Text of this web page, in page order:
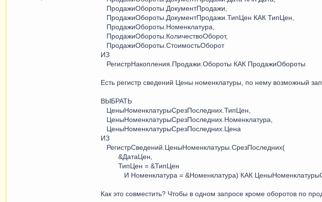
ПродажиОбороты.ДокументПродажи,
ПродажиОбороты.ДокументПродажи.ТипЦен КАК ТипЦен,
ПродажиОбороты.Номенклатура,
ПродажиОбороты.КоличествоОборот,
ПродажиОбороты.СтоимостьОборот
ИЗ
РегистрНакопления.Продажи.Обороты КАК ПродажиОбороты
Есть регистр сведений Цены номенклатуры, по нему возможный
ВЫБРАТЬ
ЦеныНоменклатурыСрезПоследних.ТипЦен,
ЦеныНоменклатурыСрезПоследних.Номенклатура,
ЦеныНоменклатурыСрезПоследних.Цена
ИЗ
РегистрСведений.ЦеныНоменклатуры.СрезПоследних(
&ДатаЦен,
ТипЦен = &ТипЦен
И Номенклатура = &Номенклатура) КАК
Как это совместить? Чтобы в одном запросе кроме оборотов по